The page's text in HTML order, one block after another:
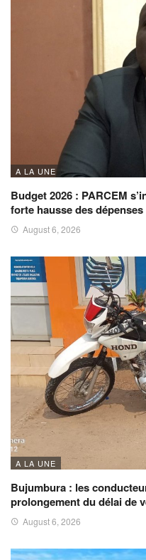
A LA UNE
Budget 2026 : PARCEM
forte hausse des
August 6, 2026
A LA UNE
Bujumbura : les
prolongement du délai de
August 6, 2026